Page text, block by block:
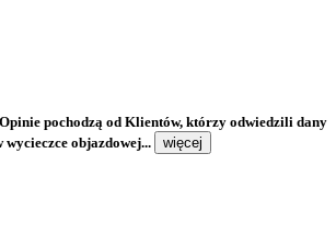
pochodzą od Klientów, którzy odwiedzili dany
objazdowej...
więcej